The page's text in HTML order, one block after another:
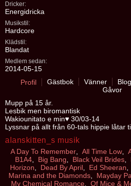
Dricker:
Energidricka
Musikstil:
Hardcore
Klädstil:
Blandat
Medlem sedan:
2014-05-15
Profil
Gästbok Vänner
Gåvor
Mupp på 15 år.
Lesbik men biromantisk
Wakiounitato e min♥ 30/03-14
Lyssnar på allt från 60-tals hippie låtar
alanskitten_s musik
A Day To Remember All Time Low
B1A4
Big Bang Black Veil Brides
Horizon
Dead By April, Ed Sheeran
Marina and the Diamonds
Mayday
My Chemical Romance
Of Mice &